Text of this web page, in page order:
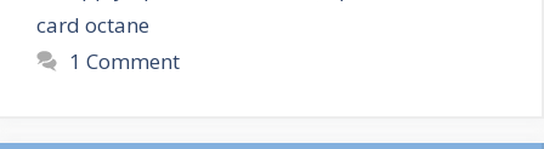
card octane
1 Comment